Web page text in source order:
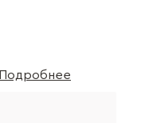
Подробнее